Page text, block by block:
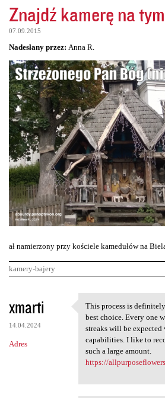
Znajdź kamerę na
07.09.2015
Nadesłany przez: Anna R.
ał namierzony przy kościele kamedułów na
kamery-bajery
K
o
m
e
xmarti
14.04.2024
Adres
This process is
This process is
best choice. Every one
streaks will be
capabilities. I like to
such a large amount.
https://